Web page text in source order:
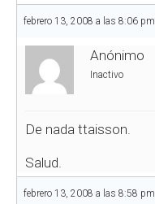
febrero 13, 2008 a las 8:06 pm
Anónimo
Inactivo
De nada ttaisson.
Salud.
febrero 13, 2008 a las 8:58 pm